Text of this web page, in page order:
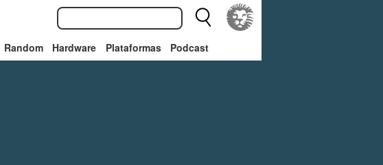
Random Hardware Plataformas Podcast